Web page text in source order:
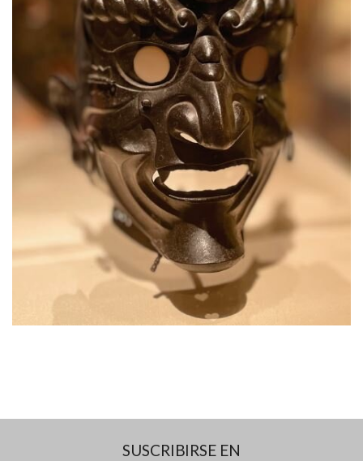
SUSCRIBIRSE EN